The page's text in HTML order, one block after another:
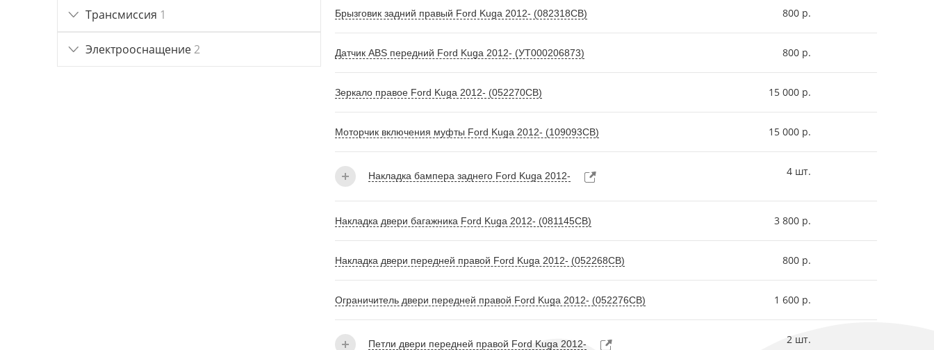
Трансмиссия 1
Электрооснащение 2
Брызговик задний правый Ford Kuga 2012- (082318СВ) 800 р.
Датчик ABS передний Ford Kuga 2012- (УТ000206873) 800 р.
Зеркало правое Ford Kuga 2012- (052270СВ) 15 000 р.
Моторчик включения муфты Ford Kuga 2012- (109093СВ) 15 000 р.
Накладка бампера заднего Ford Kuga 2012- 4 шт.
Накладка двери багажника Ford Kuga 2012- (081145СВ) 3 800 р.
Накладка двери передней правой Ford Kuga 2012- (052268СВ) 800 р.
Ограничитель двери передней правой Ford Kuga 2012- (052276СВ) 1 600 р.
Петли двери передней правой Ford Kuga 2012- 2 шт.